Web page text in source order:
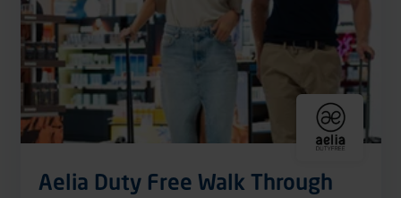
Aelia Duty Free Walk Through